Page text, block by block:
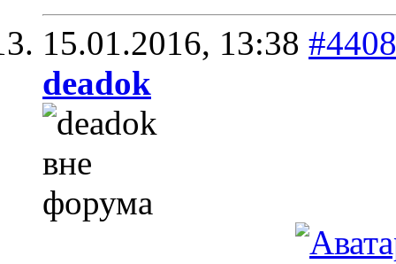
15.01.2016, 13:38 #4408
deadok